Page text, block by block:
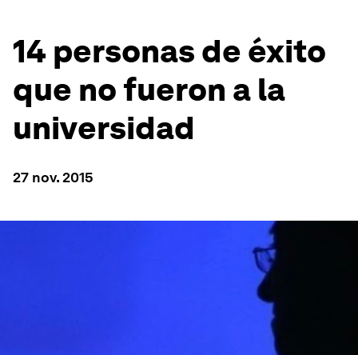
14 personas de éxito
que no fueron a la
universidad
27 nov. 2015